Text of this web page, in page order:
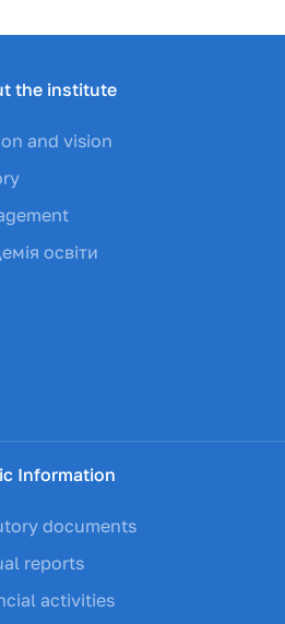
the institute
and vision
освіти
Information
documents
reports
activities